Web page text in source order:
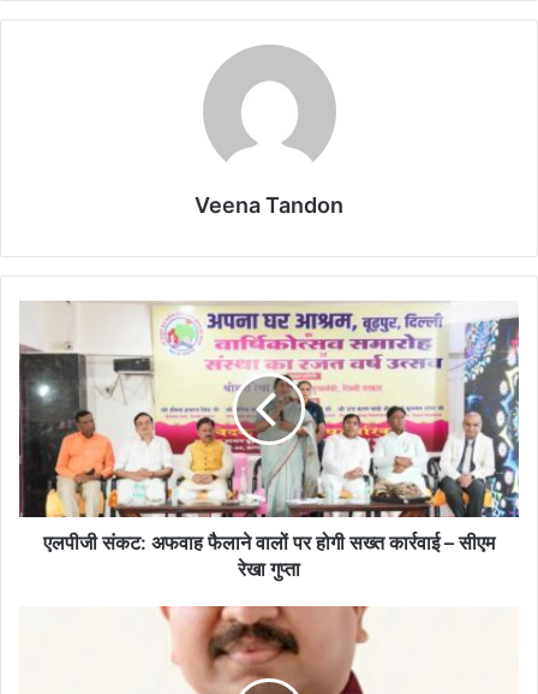
Veena Tandon
अफवाह
फैलाने
वालों
पर
होगी
सख्त
कार्रवाई
एलपीजी संकट: अफवाह फैलाने वालों पर होगी सख्त कार्रवाई – सीएम
रेखा गुप्ता